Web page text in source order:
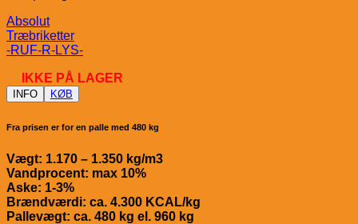
Absolut
Træbriketter
-RUF-R-LYS-
IKKE PÅ LAGER
INFO KØB
Fra prisen er for en palle med 480 kg
Vægt: 1.170 – 1.350 kg/m3
Vandprocent: max 10%
Aske: 1-3%
Brændværdi: ca. 4.300 KCAL/kg
Pallevægt: ca. 480 kg el. 960 kg